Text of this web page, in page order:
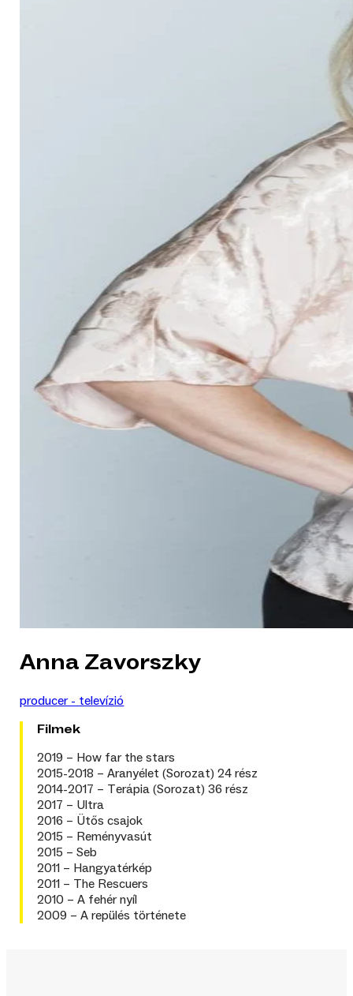
Anna Zavorszky
producer - televízió
Filmek
2019 – How far the stars
2015-2018 – Aranyélet (Sorozat) 24 rész
2014-2017 – Terápia (Sorozat) 36 rész
2017 – Ultra
2016 – Ütős csajok
2015 – Reményvasút
2015 – Seb
2011 – Hangyatérkép
2011 – The Rescuers
2010 – A fehér nyíl
2009 – A repülés története